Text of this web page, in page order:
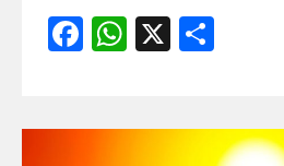
Facebook
WhatsApp
X